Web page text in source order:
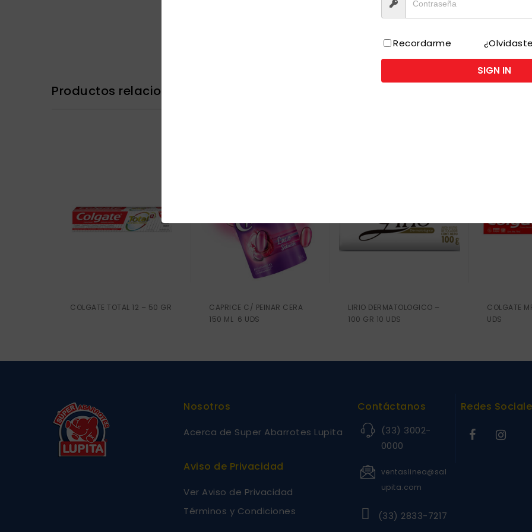
Productos relacionados
COLGATE TOTAL 12 – 50 GR
CAPRICE C/ PEINAR CERA
150 ML 6 UDS
LIRIO DERMATOLOGICO –
100 GR 10 UDS
COLGATE
UDS
Nosotros
Acerca de Super Abarrotes Lupita
Aviso de Privacidad
Ver Aviso de Privacidad
Términos y Condiciones
Contáctanos
(33) 3002-
0000
ventaslinea@sal
upita.com
(33) 2833-7217
Redes
Recordarme
SIGN IN